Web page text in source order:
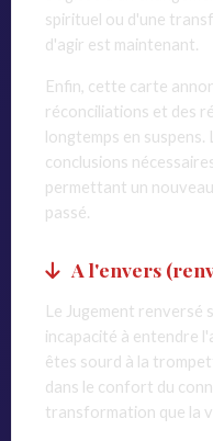
spirituel ou d'une
d'agir est maintenant.
Enfin, cette carte
réconciliations et des
longtemps en
conclusions
permettant un
passé.
A l'envers
Le Jugement renversé
incapacité à entendre
êtes sourd à la
dans le confort du
transformation que la